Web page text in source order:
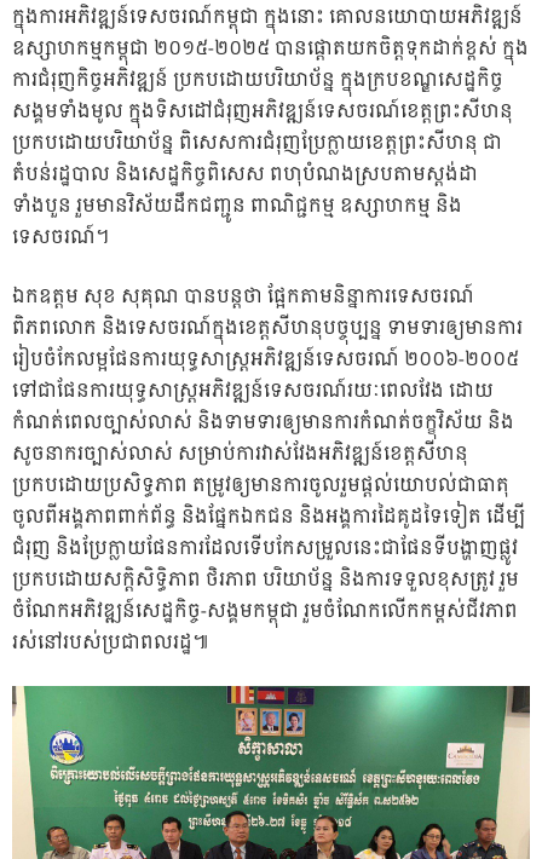
ក្នុងការអភិវឌ្ឍន៍ទេសចរណ៍កម្ពុជា ក្នុងនោះ គោលនយោបាយអភិវឌ្ឍន៍
ឧស្សាហកម្មកម្ពុជា ២០១៥-២០២៥ បានផ្តោតយកចិត្តទុកដាក់ខ្ពស់ ក្នុង
ការជំរុញកិច្ចអភិវឌ្ឍន៍ ប្រកបដោយបរិយាប័ន្ន ក្នុងក្របខណ្ឌសេដ្ឋកិច្ច
សង្គមទាំងមូល ក្នុងទិសដៅជំរុញអភិវឌ្ឍន៍ទេសចរណ៍ខេត្តព្រះសីហនុ
ប្រកបដោយបរិយាប័ន្ន ពិសេសការជំរុញប្រែក្លាយខេត្តព្រះសីហនុ ជា
តំបន់រដ្ឋបាល និងសេដ្ឋកិច្ចពិសេស ពហុបំណងស្របតាមស្តង់ដា
ទាំងបួន រួមមានវិស័យដឹកជញ្ជូន ពាណិជ្ជកម្ម ឧស្សាហកម្ម និង
ទេសចរណ៍។
ឯកឧត្តម សុខ សុគុណ បានបន្តថា ផ្អែកតាមនិន្នាការទេសចរណ៍
ពិភពលោក និងទេសចរណ៍ក្នុងខេត្តសីហនុបច្ចុប្បន្ន ទាមទារឲ្យមានការ
រៀបចំកែលម្អផែនការយុទ្ធសាស្រ្តអភិវឌ្ឍន៍ទេសចរណ៍ ២០០៦-២០០៥
ទៅជាផែនការយុទ្ធសាស្រ្តអភិវឌ្ឍន៍ទេសចរណ៍រយៈពេលវែង ដោយ
កំណត់ពេលច្បាស់លាស់ និងទាមទារឲ្យមានការកំណត់ចក្ខុវិស័យ និង
សូចនាករច្បាស់លាស់ សម្រាប់ការវាស់វែងអភិវឌ្ឍន៍ខេត្តសីហនុ
ប្រកបដោយប្រសិទ្ធភាព តម្រូវឲ្យមានការចូលរួមផ្តល់យោបល់ជាធាតុ
ចូលពីអង្គភាពពាក់ព័ន្ធ និងផ្នែកឯកជន និងអង្គការដៃគូដទៃទៀត ដើម្បី
ជំរុញ និងប្រែក្លាយផែនការដែលទើបកែសម្រួលនេះជាផែនទីបង្ហាញផ្លូវ
ប្រកបដោយសក្តិសិទ្ធិភាព ថិរភាព បរិយាប័ន្ន និងការទទួលខុសត្រូវ រួម
ចំណែកអភិវឌ្ឍន៍សេដ្ឋកិច្ច-សង្គមកម្ពុជា រួមចំណែកលើកកម្ពស់ជីវភាព
រស់នៅរបស់ប្រជាពលរដ្ឋ៕